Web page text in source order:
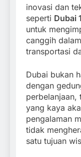
inovasi dan
seperti Dubai
untuk
canggih
transportasi
Dubai bukan
dengan
perbelanjaan,
yang kaya
pengalaman
tidak
satu tujuan